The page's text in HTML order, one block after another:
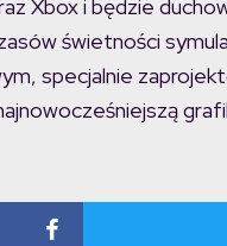
Xbox i będzie
świetności
specjalnie